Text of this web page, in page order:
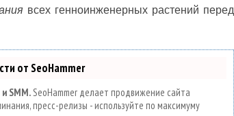
всех генноинженерных растений перед
от SeoHammer
SMM.SeoHammer делает продвижение сайта
пресс-релизы - используйте по максимуму